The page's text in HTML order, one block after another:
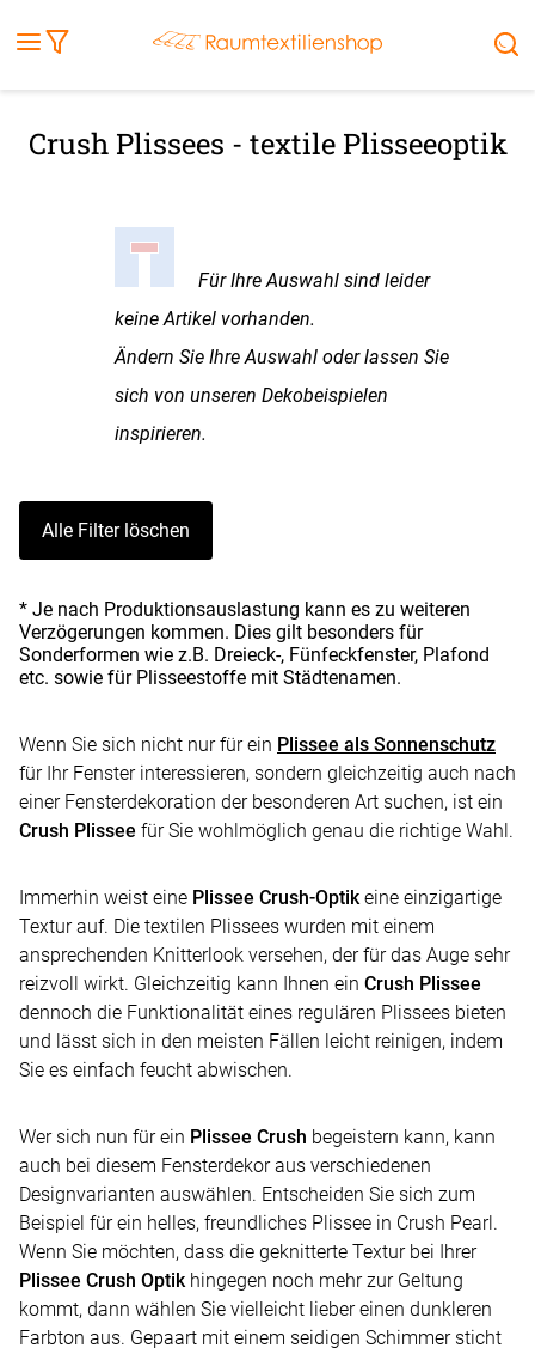
Außenrollo
Stoffe
Markise Sonnensegel
Crush Plissees - textile Plisseeoptik
Für Ihre Auswahl sind leider
keine Artikel vorhanden.
Ändern Sie Ihre Auswahl oder lassen Sie
sich von unseren Dekobeispielen
inspirieren.
Alle Filter löschen
* Je nach Produktionsauslastung kann es zu weiteren
Verzögerungen kommen. Dies gilt besonders für
Sonderformen wie z.B. Dreieck-, Fünfeckfenster, Plafond
etc. sowie für Plisseestoffe mit Städtenamen.
Wenn Sie sich nicht nur für ein Plissee als Sonnenschutz
für Ihr Fenster interessieren, sondern gleichzeitig auch nach
einer Fensterdekoration der besonderen Art suchen, ist ein
Crush Plissee für Sie wohlmöglich genau die richtige Wahl.
Immerhin weist eine Plissee Crush-Optikeine einzigartige
Textur auf. Die textilen Plissees wurden mit einem
ansprechenden Knitterlook versehen, der für das Auge sehr
reizvoll wirkt. Gleichzeitig kann Ihnen ein Crush Plissee
dennoch die Funktionalität eines regulären Plissees bieten
und lässt sich in den meisten Fällen leicht reinigen, indem
Sie es einfach feucht abwischen.
Wer sich nun für ein Plissee Crush begeistern kann, kann
auch bei diesem Fensterdekor aus verschiedenen
Designvarianten auswählen. Entscheiden Sie sich zum
Beispiel für ein helles, freundliches Plissee in Crush Pearl.
Wenn Sie möchten, dass die geknitterte Textur bei Ihrer
Plissee Crush Optikhingegen noch mehr zur Geltung
kommt, dann wählen Sie vielleicht lieber einen dunkleren
Farbton aus. Gepaart mit einem seidigen Schimmer sticht